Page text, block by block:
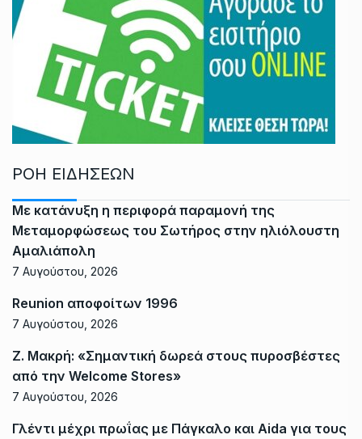
ΡΟΗ ΕΙΔΗΣΕΩΝ
Με κατάνυξη η περιφορά παραμονή της
Μεταμορφώσεως του Σωτήρος στην ηλιόλουστη
Αμαλιάπολη
7 Αυγούστου, 2026
Reunion αποφοίτων 1996
7 Αυγούστου, 2026
Ζ. Μακρή: «Σημαντική δωρεά στους πυροσβέστες
από την Welcome Stores»
7 Αυγούστου, 2026
Γλέντι μέχρι πρωΐας με Πάγκαλο και Aida για τους